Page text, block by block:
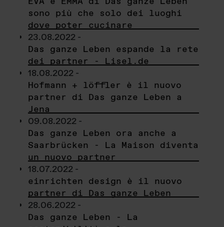
sono più che solo dei luoghi
dove poter cucinare
23.08.2022 -
Das ganze Leben espande la rete
dei partner - Lisel.de
18.08.2022 -
Hofmann + löffler è il nuovo
partner di Das ganze Leben a
Jena
09.08.2022 -
Das ganze Leben ora anche a
Saarbrücken - La Maison diventa
un nuovo partner
18.07.2022 -
einrichten design è il nuovo
partner di Das ganze Leben
28.06.2022 -
Das ganze Leben - La